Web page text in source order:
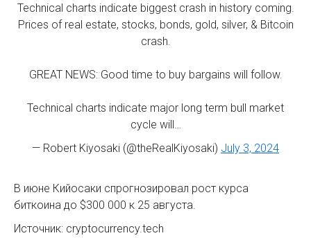
Technical charts indicate biggest crash in history coming.
Prices of real estate, stocks, bonds, gold, silver, & Bitcoin
crash.
GREAT NEWS: Good time to buy bargains will follow.
Technical charts indicate major long term bull market
cycle will…
— Robert Kiyosaki (@theRealKiyosaki) July 3, 2024
В июне Кийосаки спрогнозировал рост курса
биткоина до $300 000 к 25 августа.
Источник: cryptocurrency.tech